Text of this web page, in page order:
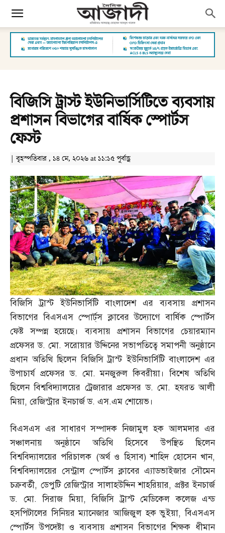
বিজিসি ট্রাস্ট ইউনিভার্সিটিতে ব্যবসায়
প্রশাসন বিভাগের বার্ষিক স্পোর্টস
ফেস্ট
| বৃহস্পতিবার , ১৪ মে, ২০২৬ at ১১:১৫ পূর্বাহ্ণ
বিজিসি ট্রাস্ট ইউনিভার্সিটি বাংলাদেশ এর ব্যবসায় প্রশাসন
বিভাগের বিএসএস স্পোর্ট্‌স ক্লাবের উদ্যোগে বার্ষিক স্পোর্টস
ফেষ্ট সম্পন্ন হয়েছে। ব্যবসায় প্রশাসন বিভাগের চেয়ারম্যান
প্রফেসর ড. মো.সরোয়ার উদ্দিনের সভাপতিত্বে সমাপনী অনুষ্ঠানে
প্রধান অতিথি ছিলেন বিজিসি ট্রাস্ট ইউনিভার্সিটি বাংলাদেশ এর
উপাচার্য প্রফেসর ড. মো.মনজুরুল কিবরীয়া। বিশেষ অতিথি
ছিলেন বিশ্ববিদ্যালয়ের ট্রেজারার প্রফেসর ড.মো.হযরত আলী
মিয়া, রেজিস্ট্রার ইনচার্জ ড. এস.এম শোয়েভ।
বিএসএস এর সাধারণ সম্পাদক নিজামুল হক আলমদার এর
সঞ্চালনায় অনুষ্ঠানে অতিথি হিসেবে উপস্থিত ছিলেন
বিশ্ববিদ্যালয়ের পরিচালক (অর্থ ও হিসাব)শাহিদ হোসেন খান,
বিশ্ববিদ্যালয়ের সেন্ট্রাল স্পোর্টস ক্লাবের এ্যাডভাইজার সৌমেন
চক্রবর্তী, ডেপুটি রেজিস্ট্রার সালাহউদ্দিন শাহরিয়ার, প্রক্টর ইনচার্জ
ড. মো.সিরাজ মিয়া,বিজিসি ট্রাস্ট মেডিকেল কলেজ এন্ড
হসপিটালের সিনিয়র ম্যানেজার আজিজুল হক ভুইয়া,বিএসএস
স্পোর্টস উপদেষ্টা ও ব্যবসায় প্রশাসন বিভাগের শিক্ষক ধীমান